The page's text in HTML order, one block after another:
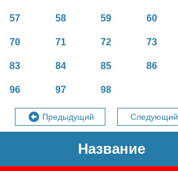
57 58 59 60
70 71 72 73
83 84 85 86
96 97 98
Предыдущий Следующий
Название